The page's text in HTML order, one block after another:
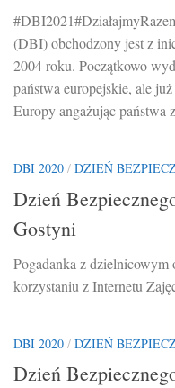
(DBI) obchodzony jest z
2004 roku. Początkowo
państwa europejskie, ale
Europy angażując państwa
DBI 2020 / DZIEŃ
Dzień
Gostyni
Pogadanka z dzielnicowym
korzystaniu z Internetu
DBI 2020 / DZIEŃ
Dzień